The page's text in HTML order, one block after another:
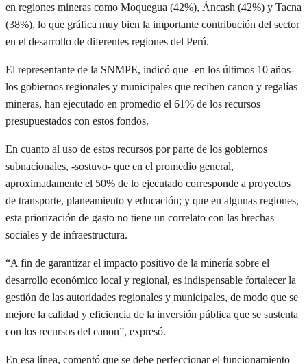
en regiones mineras como Moquegua (42%), Áncash (42%) y Tacna
(38%), lo que gráfica muy bien la importante contribución del sector
en el desarrollo de diferentes regiones del Perú.
El representante de la SNMPE, indicó que -en los últimos 10 años-
los gobiernos regionales y municipales que reciben canon y regalías
mineras, han ejecutado en promedio el 61% de los recursos
presupuestados con estos fondos.
En cuanto al uso de estos recursos por parte de los gobiernos
subnacionales, -sostuvo- que en el promedio general,
aproximadamente el 50% de lo ejecutado corresponde a proyectos
de transporte, planeamiento y educación; y que en algunas regiones,
esta priorización de gasto no tiene un correlato con las brechas
sociales y de infraestructura.
“A fin de garantizar el impacto positivo de la minería sobre el
desarrollo económico local y regional, es indispensable fortalecer la
gestión de las autoridades regionales y municipales, de modo que se
mejore la calidad y eficiencia de la inversión pública que se sustenta
con los recursos del canon”, expresó.
En esa línea, comentó que se debe perfeccionar el funcionamiento